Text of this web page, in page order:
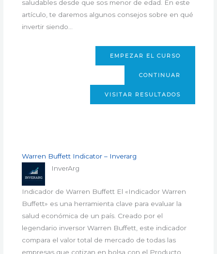
saludables desde que sos menor de edad. En este
artículo, te daremos algunos consejos sobre en qué
invertir siendo…
EMPEZAR EL CURSO
CONTINUAR
VISITAR RESULTADOS
Warren Buffett Indicator – Inverarg
InverArg
Indicador de Warren Buffett El «Indicador Warren
Buffett» es una herramienta clave para evaluar la
salud económica de un país. Creado por el
legendario inversor Warren Buffett, este indicador
compara el valor total de mercado de todas las
empresas que cotizan en bolsa con el Producto